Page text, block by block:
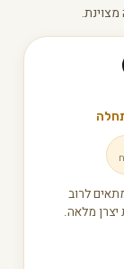
יציב ונוח ללימוד. הגלגל בגודל 20״ מתאים לרוב
יצרן מלאה.